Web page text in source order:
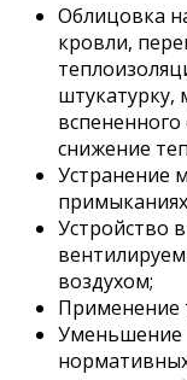
Облицовка
кровли,
штукатурку,
вспененного
снижение
Устранение
Устройство
воздухом;
Применение
Уменьшение